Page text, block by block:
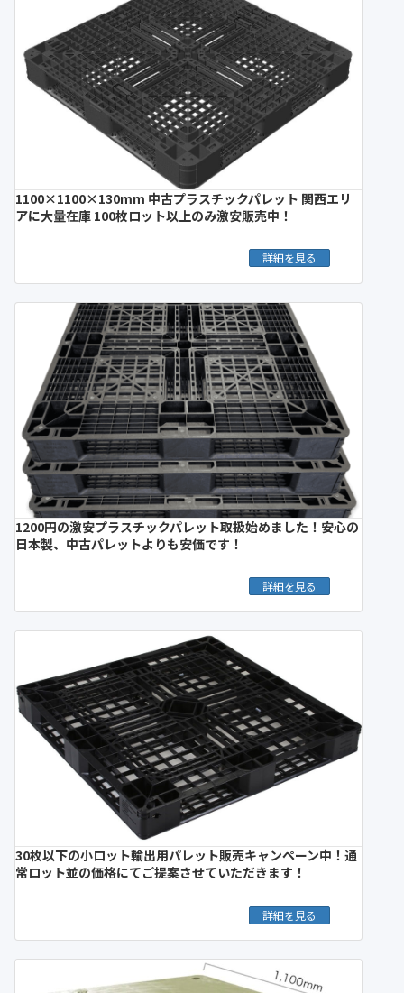
1100×1100×130mm 中古プラスチックパレット 関西エリ
アに大量在庫 100枚ロット以上のみ激安販売中！
詳細を見る
1200円の激安プラスチックパレット取扱始めました！安心の
日本製、中古パレットよりも安価です！
詳細を見る
30枚以下の小ロット輸出用パレット販売キャンペーン中！通
常ロット並の価格にてご提案させていただきます！
詳細を見る